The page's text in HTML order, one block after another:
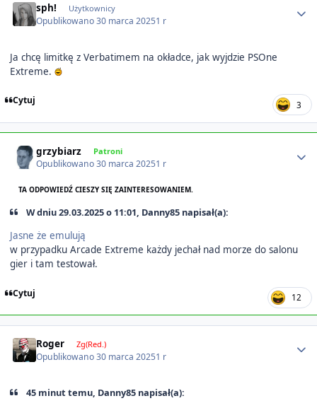
sph! Użytkownicy
Opublikowano30 marca 20251 r
Ja chcę limitkę z Verbatimem na okładce, jak wyjdzie PSOne
Extreme.
Cytuj 3
grzybiarz Patroni
Opublikowano30 marca 20251 r
TA ODPOWIEDŹ CIESZY SIĘ ZAINTERESOWANIEM.
W dniu 29.03.2025 o 11:01, Danny85 napisał(a):
Jasne że emulują
w przypadku Arcade Extreme każdy jechał nad morze do salonu
gier i tam testował.
Cytuj 12
Roger Zg(Red.)
Opublikowano30 marca 20251 r
45 minut temu, Danny85 napisał(a):